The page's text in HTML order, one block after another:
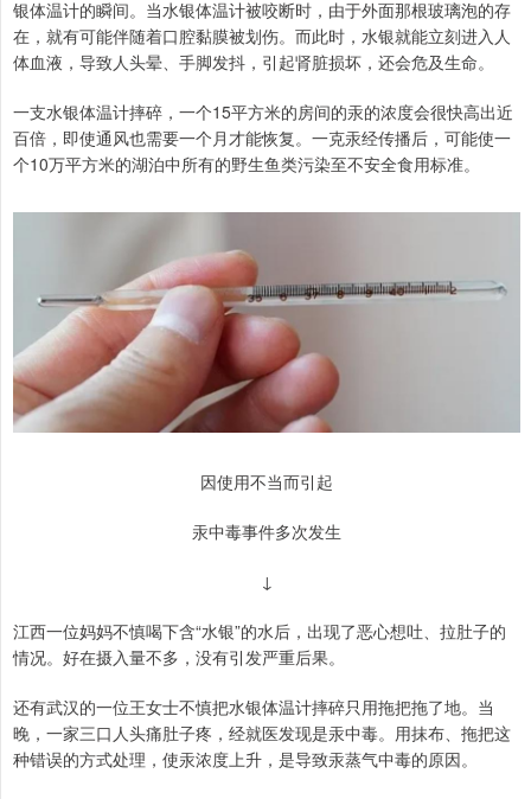
银体温计的瞬间。当水银体温计被咬断时，由于外面那根玻璃泡的存
在，就有可能伴随着口腔黏膜被划伤。而此时，水银就能立刻进入人
体血液，导致人头晕、手脚发抖，引起肾脏损坏，还会危及生命。
一支水银体温计摔碎，一个15平方米的房间的汞的浓度会很快高出近
百倍，即使通风也需要一个月才能恢复。一克汞经传播后，可能使一
个10万平方米的湖泊中所有的野生鱼类污染至不安全食用标准。
因使用不当而引起
汞中毒事件多次发生
↓
江西一位妈妈不慎喝下含“水银”的水后，出现了恶心想吐、拉肚子的
情况。好在摄入量不多，没有引发严重后果。
还有武汉的一位王女士不慎把水银体温计摔碎只用拖把拖了地。当
晚，一家三口人头痛肚子疼，经就医发现是汞中毒。用抹布、拖把这
种错误的方式处理，使汞浓度上升，是导致汞蒸气中毒的原因。